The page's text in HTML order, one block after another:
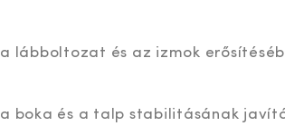
a lábboltozat és az izmok
a boka és a talp stabilitásának